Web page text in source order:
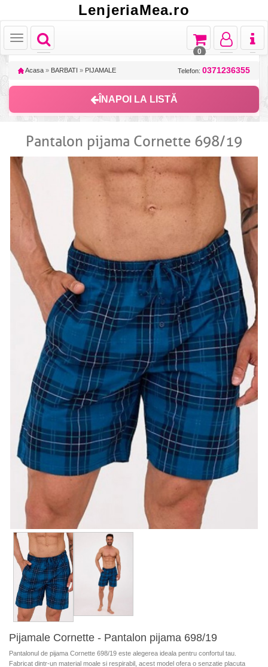
LenjeriaMea.ro
Toggle
navigation
Toggle
Toggle
navigation
Toggle
navigation
Toggle
navigation
0
Acasa » BARBATI » PIJAMALE Telefon: 0371236355
ÎNAPOI LA LISTĂ
Pantalon pijama Cornette 698/19
Pijamale Cornette - Pantalon pijama 698/19
Pantalonul de pijama Cornette 698/19 este alegerea ideala pentru confortul tau.
Fabricat dintr-un material moale si respirabil, acest model ofera o senzatie placuta